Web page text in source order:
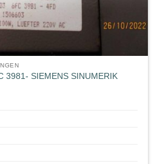
3981- SIEMENS SINUMERIK